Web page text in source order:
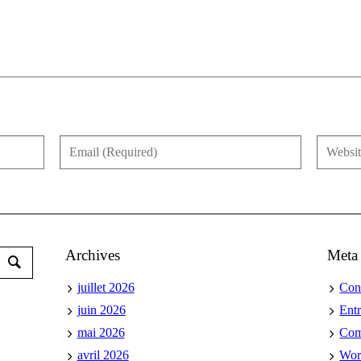
Archives
juillet 2026
juin 2026
mai 2026
avril 2026
Meta